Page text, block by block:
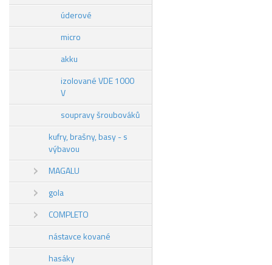
úderové
micro
akku
izolované VDE 1000
V
soupravy šroubováků
kufry, brašny, basy - s
výbavou
MAGALU
gola
COMPLETO
nástavce kované
hasáky